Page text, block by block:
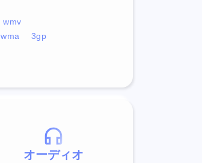
wmv
wma 3gp
オーディオ